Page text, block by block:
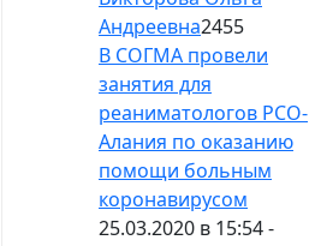
Андреевна2455
В СОГМА провели
занятия для
реаниматологов РСО-
Алания по оказанию
помощи больным
коронавирусом
25.03.2020 в 15:54 -